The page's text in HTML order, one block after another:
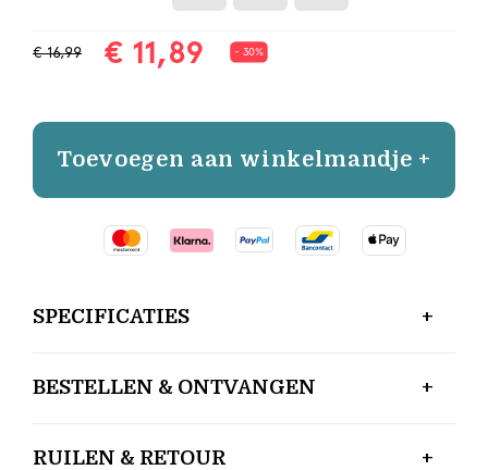
€ 16,99 € 11,89 - 30%
Toevoegen aan winkelmandje +
SPECIFICATIES
BESTELLEN & ONTVANGEN
RUILEN & RETOUR